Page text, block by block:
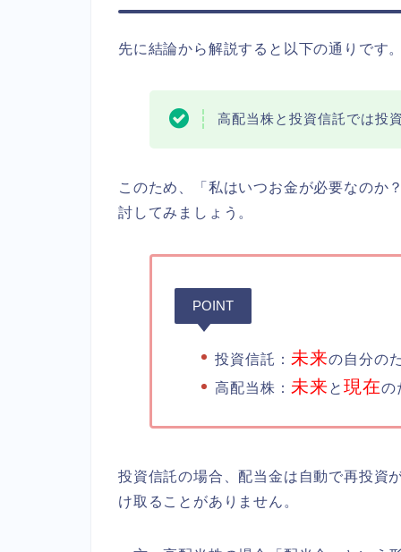
先に結論から解説すると以下の通りです
高配当株と投資信託では投
このため、「私はいつお金が必要なのか
討してみましょう。
POINT
投資信託： 未来の自分の
高配当株： 未来と 現在の
投資信託の場合、配当金は自動で再投資
け取ることがありません。